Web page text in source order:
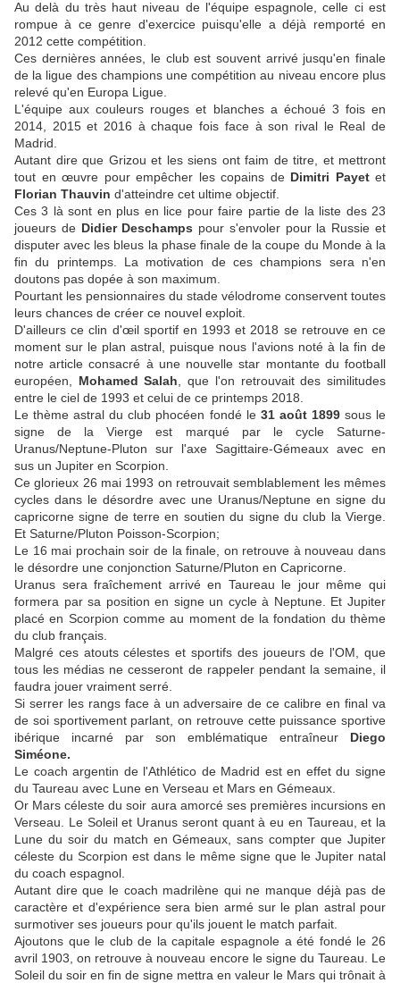
Au delà du très haut niveau de l'équipe espagnole, celle ci est
rompue à ce genre d'exercice puisqu'elle a déjà remporté en
2012 cette compétition.
Ces dernières années, le club est souvent arrivé jusqu'en finale
de la ligue des champions une compétition au niveau encore plus
relevé qu'en Europa Ligue.
L'équipe aux couleurs rouges et blanches a échoué 3 fois en
2014, 2015 et 2016 à chaque fois face à son rival le Real de
Madrid.
Autant dire que Grizou et les siens ont faim de titre, et mettront
tout en œuvre pour empêcher les copains de Dimitri Payetet
Florian Thauvin d'atteindre cet ultime objectif.
Ces 3 là sont en plus en lice pour faire partie de la liste des 23
joueurs de Didier Deschamps pour s'envoler pour la Russie et
disputer avec les bleus la phase finale de la coupe du Monde à la
fin du printemps. La motivation de ces champions sera n'en
doutons pas dopée à son maximum.
Pourtant les pensionnaires du stade vélodrome conservent toutes
leurs chances de créer ce nouvel exploit.
D'ailleurs ce clin d'œil sportif en 1993 et 2018 se retrouve en ce
moment sur le plan astral, puisque nous l'avions noté à la fin de
notre article consacré à une nouvelle star montante du football
européen, Mohamed Salah , que l'on retrouvait des similitudes
entre le ciel de 1993 et celui de ce printemps 2018.
Le thème astral du club phocéen fondé le 31 août 1899sous le
signe de la Vierge est marqué par le cycle Saturne-
Uranus/Neptune-Pluton sur l'axe Sagittaire-Gémeaux avec en
sus un Jupiter en Scorpion.
Ce glorieux 26 mai 1993 on retrouvait semblablement les mêmes
cycles dans le désordre avec une Uranus/Neptune en signe du
capricorne signe de terre en soutien du signe du club la Vierge.
Et Saturne/Pluton Poisson-Scorpion;
Le 16 mai prochain soir de la finale, on retrouve à nouveau dans
le désordre une conjonction Saturne/Pluton en Capricorne.
Uranus sera fraîchement arrivé en Taureau le jour même qui
formera par sa position en signe un cycle à Neptune. Et Jupiter
placé en Scorpion comme au moment de la fondation du thème
du club français.
Malgré ces atouts célestes et sportifs des joueurs de l'OM, que
tous les médias ne cesseront de rappeler pendant la semaine, il
faudra jouer vraiment serré.
Si serrer les rangs face à un adversaire de ce calibre en final va
de soi sportivement parlant, on retrouve cette puissance sportive
ibérique incarné par son emblématique entraîneur Diego
Siméone.
Le coach argentin de l'Athlético de Madrid est en effet du signe
du Taureau avec Lune en Verseau et Mars en Gémeaux.
Or Mars céleste du soir aura amorcé ses premières incursions en
Verseau. Le Soleil et Uranus seront quant à eu en Taureau, et la
Lune du soir du match en Gémeaux, sans compter que Jupiter
céleste du Scorpion est dans le même signe que le Jupiter natal
du coach espagnol.
Autant dire que le coach madrilène qui ne manque déjà pas de
caractère et d'expérience sera bien armé sur le plan astral pour
surmotiver ses joueurs pour qu'ils jouent le match parfait.
Ajoutons que le club de la capitale espagnole a été fondé le 26
avril 1903, on retrouve à nouveau encore le signe du Taureau. Le
Soleil du soir en fin de signe mettra en valeur le Mars qui trônait à